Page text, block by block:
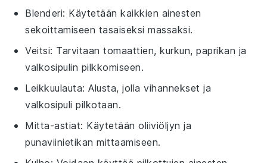
Blenderi: Käytetään kaikkien ainesten
sekoittamiseen tasaiseksi massaksi.
Veitsi: Tarvitaan tomaattien, kurkun, paprikan ja
valkosipulin pilkkomiseen.
Leikkuulauta: Alusta, jolla vihannekset ja
valkosipuli pilkotaan.
Mitta-astiat: Käytetään oliiviöljyn ja
punaviinietikan mittaamiseen.